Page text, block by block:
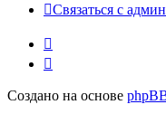
Связаться с
Создано на основе